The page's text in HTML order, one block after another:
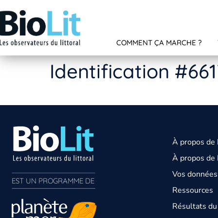
COMMENT ÇA MARCHE ?
Identification
EST UN PROGRAMME DE
À propos de
À propos de
Vos
Ressources
Résultats